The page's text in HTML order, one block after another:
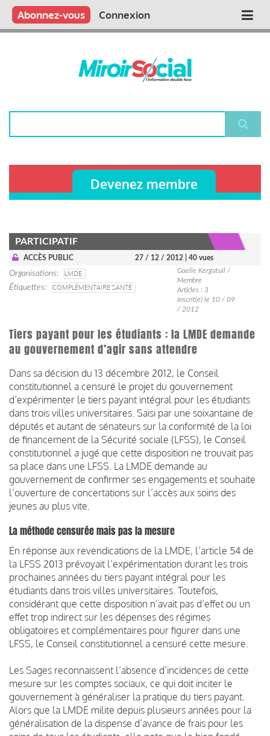
Aller
contenu
Main
Qui sommes nous ?
Vous publiez
Nous publions
Contactez-nous
Abonnez-vous Connexion
Devenez membre
PARTICIPATIF
ACCÈS PUBLIC 27 / 12 / 2012 | 40 vues
Organisations
LMDE
Étiquettes
COMPLÉMENTAIRE SANTÉ
Gaelle Kergutuil /
Membre
Articles : 3
Inscrit(e) le 10 / 09
/ 2012
Tiers payant pour les étudiants : la LMDE demande
au gouvernement d’agir sans attendre
Dans sa décision du 13 décembre 2012, le Conseil
constitutionnel a censuré le projet du gouvernement
d’expérimenter le tiers payant intégral pour les étudiants
dans trois villes universitaires. Saisi par une soixantaine de
députés et autant de sénateurs sur la conformité de la loi
de financement de la Sécurité sociale (LFSS), le Conseil
constitutionnel a jugé que cette disposition ne trouvait pas
sa place dans une LFSS. La LMDE demande au
gouvernement de confirmer ses engagements et souhaite
l’ouverture de concertations sur l’accès aux soins des
jeunes au plus vite.
La méthode censurée mais pas la mesure
En réponse aux revendications de la LMDE, l’article 54 de
la LFSS 2013 prévoyait l’expérimentation durant les trois
prochaines années du tiers payant intégral pour les
étudiants dans trois villes universitaires. Toutefois,
considérant que cette disposition n’avait pas d’effet ou un
effet trop indirect sur les dépenses des régimes
obligatoires et complémentaires pour figurer dans une
LFSS, le Conseil constitutionnel a censuré cette mesure.
Les Sages reconnaissent l’absence d’incidences de cette
mesure sur les comptes sociaux, ce qui doit inciter le
gouvernement à généraliser la pratique du tiers payant.
Alors que la LMDE milite depuis plusieurs années pour la
généralisation de la dispense d’avance de frais pour les